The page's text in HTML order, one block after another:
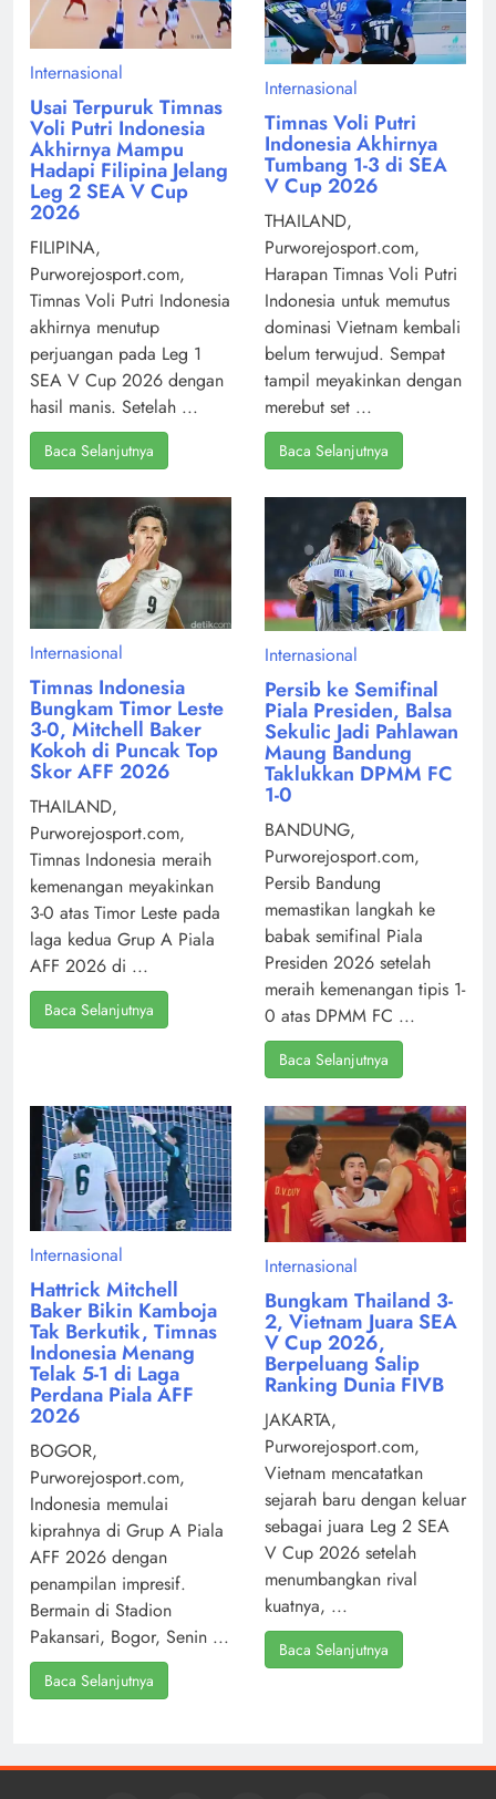
Internasional
Usai Terpuruk Timnas
Voli Putri Indonesia
Akhirnya Mampu
Hadapi Filipina Jelang
Leg 2 SEA V Cup
2026
FILIPINA,
Purworejosport.com,
Timnas Voli Putri Indonesia
akhirnya menutup
perjuangan pada Leg 1
SEA V Cup 2026 dengan
hasil manis. Setelah ...
Baca Selanjutnya
Internasional
Timnas Voli Putri
Indonesia Akhirnya
Tumbang 1-3 di SEA
V Cup 2026
THAILAND,
Purworejosport.com,
Harapan Timnas Voli Putri
Indonesia untuk memutus
dominasi Vietnam kembali
belum terwujud. Sempat
tampil meyakinkan dengan
merebut set ...
Baca Selanjutnya
Internasional
Timnas Indonesia
Bungkam Timor Leste
3-0, Mitchell Baker
Kokoh di Puncak Top
Skor AFF 2026
THAILAND,
Purworejosport.com,
Timnas Indonesia meraih
kemenangan meyakinkan
3-0 atas Timor Leste pada
laga kedua Grup A Piala
AFF 2026 di ...
Baca Selanjutnya
Internasional
Persib ke Semifinal
Piala Presiden, Balsa
Sekulic Jadi Pahlawan
Maung Bandung
Taklukkan DPMM FC
1-0
BANDUNG,
Purworejosport.com,
Persib Bandung
memastikan langkah ke
babak semifinal Piala
Presiden 2026 setelah
meraih kemenangan tipis 1-
0 atas DPMM FC ...
Baca Selanjutnya
Internasional
Hattrick Mitchell
Baker Bikin Kamboja
Tak Berkutik, Timnas
Indonesia Menang
Telak 5-1 di Laga
Perdana Piala AFF
2026
BOGOR,
Purworejosport.com,
Indonesia memulai
kiprahnya di Grup A Piala
AFF 2026 dengan
penampilan impresif.
Bermain di Stadion
Pakansari, Bogor, Senin ...
Baca Selanjutnya
Internasional
Bungkam Thailand 3-
2, Vietnam Juara SEA
V Cup 2026,
Berpeluang Salip
Ranking Dunia FIVB
JAKARTA,
Purworejosport.com,
Vietnam mencatatkan
sejarah baru dengan keluar
sebagai juara Leg 2 SEA
V Cup 2026 setelah
menumbangkan rival
kuatnya, ...
Baca Selanjutnya